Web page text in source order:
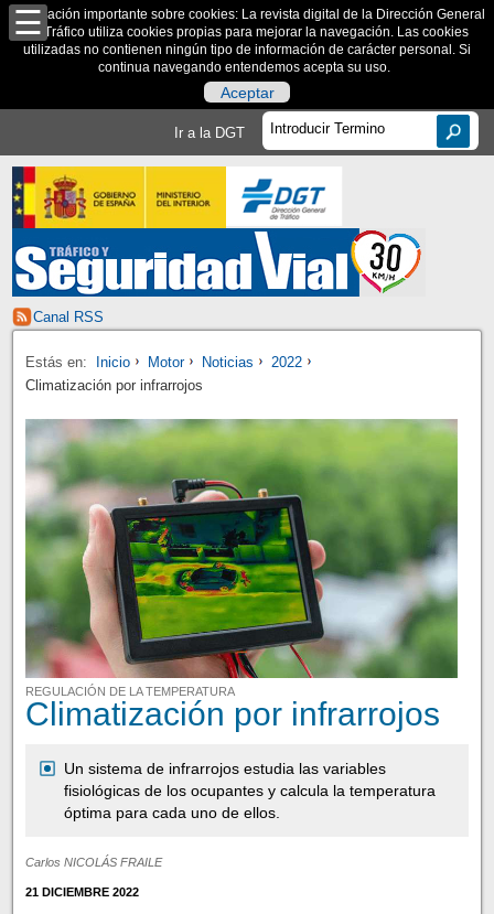
Información importante sobre cookies: La revista digital de la Dirección General
de Tráfico utiliza cookies propias para mejorar la navegación. Las cookies
utilizadas no contienen ningún tipo de información de carácter personal. Si
continua navegando entendemos acepta su uso.
Aceptar
Ir a la DGT
Canal RSS
Estás en: Inicio Motor Noticias
2022
Climatización por infrarrojos
REGULACIÓN DE LA TEMPERATURA
Climatización por infrarrojos
Un sistema de infrarrojos estudia las variables
fisiológicas de los ocupantes y calcula la temperatura
óptima para cada uno de ellos.
Carlos NICOLÁS FRAILE
21 DICIEMBRE 2022